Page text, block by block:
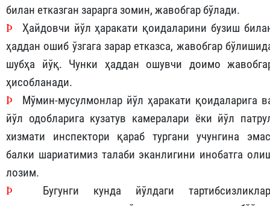
билан етказган зарарга зомин, жавобгар бўлади.
Þ Ҳайдовчи йўл ҳаракати қоидаларини бузиш
ҳаддан ошиб ўзгага зарар етказса, жавобгар
шубҳа йўқ. Чунки ҳаддан ошувчи доимо
ҳисобланади.
Þ
Мўмин-мусулмонлар йўл ҳаракати қоидаларига
йўл одобларига кузатув камералари ёки йўл
хизмати инспектори қараб тургани учунгина
балки шариатимиз талаби эканлигини инобатга
лозим.
Þ
Бугунги кунда йўлдаги